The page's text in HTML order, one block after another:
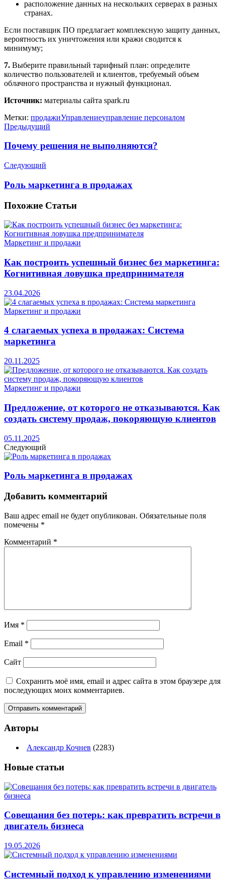
расположение данных на нескольких серверах в разных
странах.
Если поставщик ПО предлагает комплексную защиту данных,
вероятность их уничтожения или кражи сводится к
минимуму;
7. Выберите правильный тарифный план: определите
количество пользователей и клиентов, требуемый объем
облачного пространства и нужный функционал.
Источник: материалы сайта spark.ru
Метки: продажиУправлениеуправление персоналом
Предыдущий
Почему решения не выполняются?
Следующий
Роль маркетинга в продажах
Похожие Статьи
Маркетинг и продажи
Как построить успешный бизнес без маркетинга:
Когнитивная ловушка предпринимателя
23.04.2026
Маркетинг и продажи
4 слагаемых успеха в продажах: Система
маркетинга
20.11.2025
Маркетинг и продажи
Предложение, от которого не отказываются. Как
создать систему продаж, покоряющую клиентов
05.11.2025
Следующий
Роль маркетинга в продажах
Добавить комментарий
Ваш адрес email не будет опубликован. Обязательные поля
помечены *
Комментарий *
Имя *
Email *
Сайт
Сохранить моё имя, email и адрес сайта в этом браузере для
последующих моих комментариев.
Авторы
Александр Кочнев (2283)
Новые статьи
Совещания без потерь: как превратить встречи в
двигатель бизнеса
19.05.2026
Системный подход к управлению изменениями